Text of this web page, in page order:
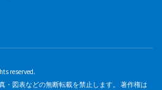
reserved.
・図表などの無断転載を禁止します。 著作権は